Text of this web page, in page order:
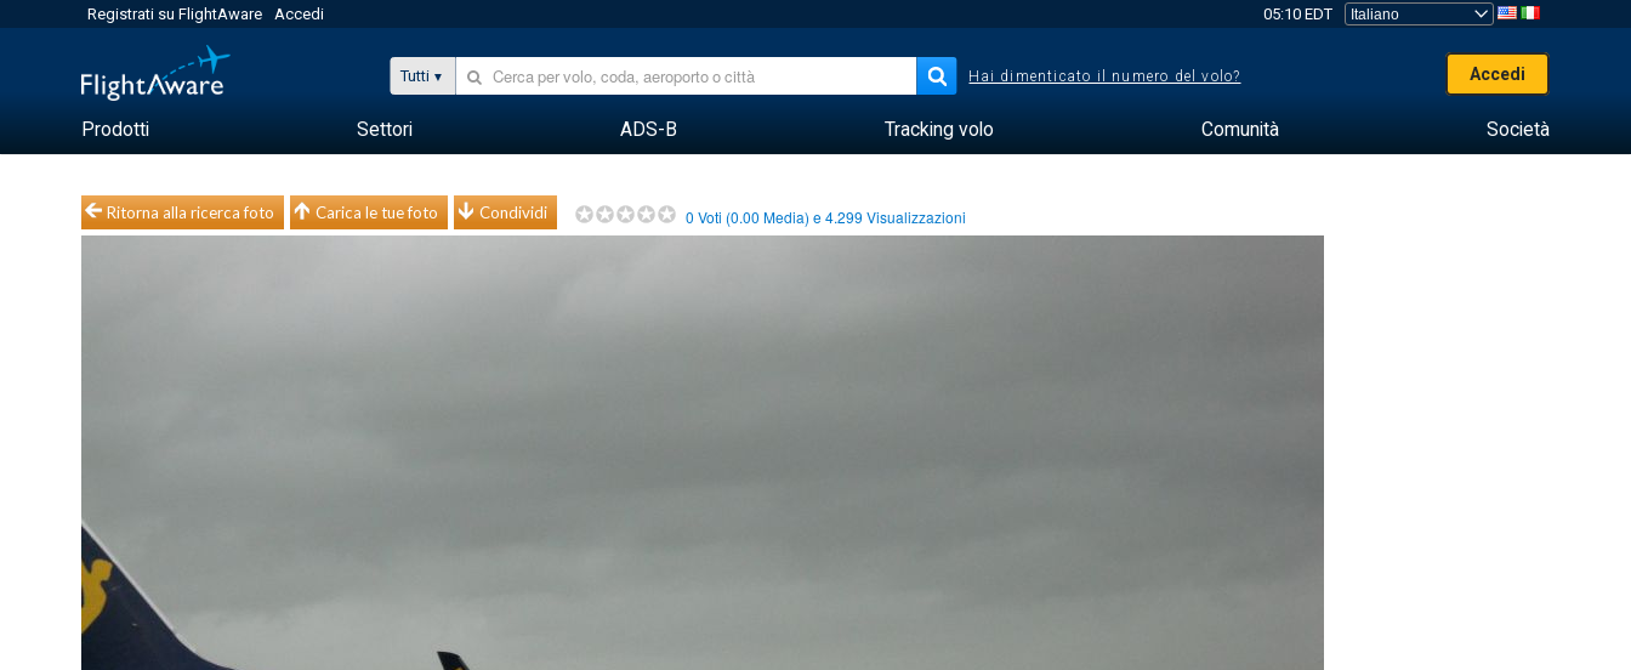
Registrati su FlightAware Accedi 05:10 EDT
Tutti Hai dimenticato il numero del volo? Accedi
Prodotti Settori ADS-B Tracking volo Comunità Società
Ritorna alla ricerca foto Carica le tue foto Condividi 0 Voti (0.00 Media) e4.299 Visualizzazioni